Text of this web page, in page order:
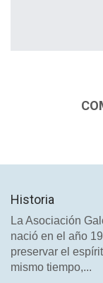
Historia
La Asociación
nació en el año
preservar el
mismo tiempo,...